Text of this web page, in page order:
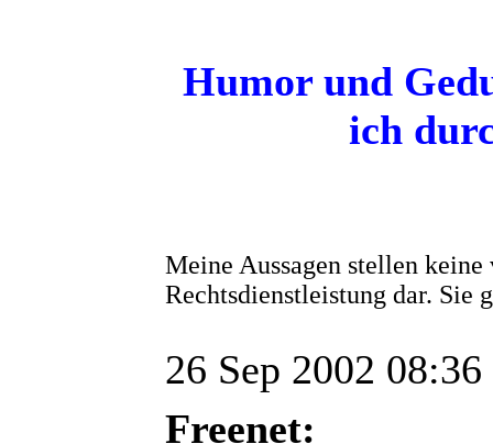
Humor und
ich
Meine Aussagen stellen
Rechtsdienstleistung dar. Sie
26 Sep 2002 08:36
Freenet: